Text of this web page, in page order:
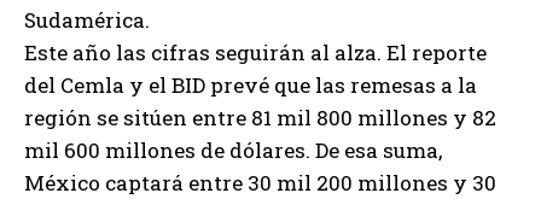
Sudamérica.
Este año las cifras seguirán al alza. El reporte
del Cemla y el BID prevé que las remesas a la
región se sitúen entre 81 mil 800 millones y 82
mil 600 millones de dólares. De esa suma,
México captará entre 30 mil 200 millones y 30